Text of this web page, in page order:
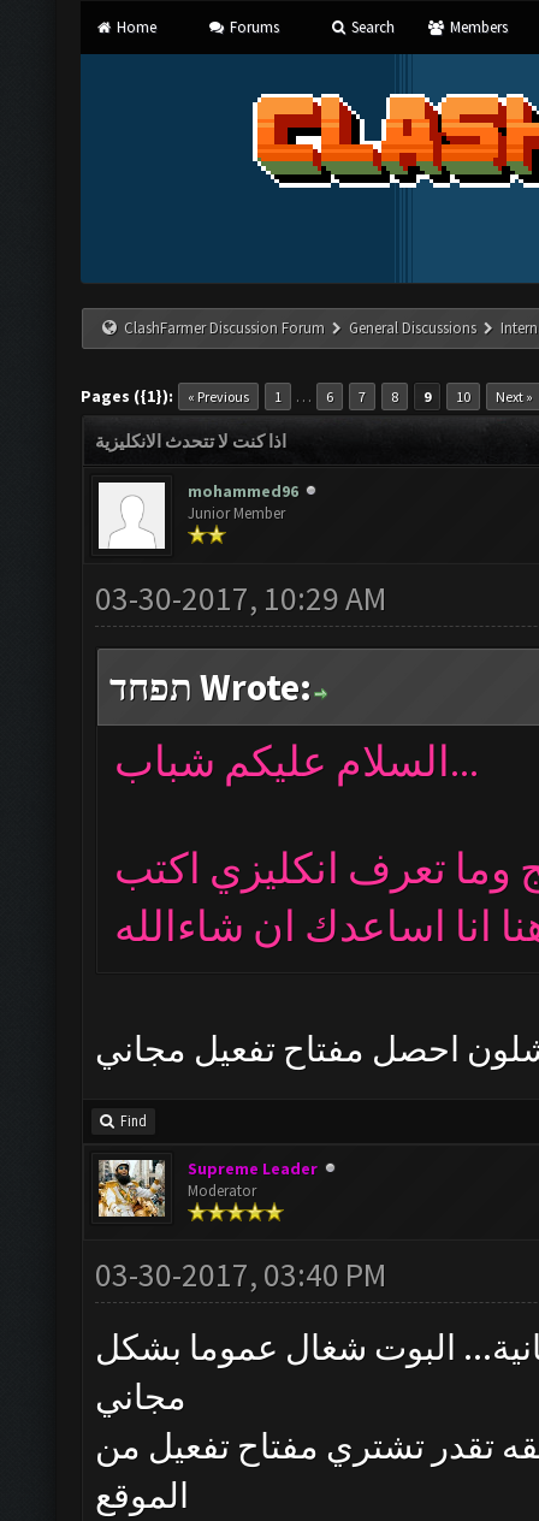
Home Forums Search Members
ClashFarmer Discussion Forum General Discussions
Pages ({1}): « Previous 1 … 6 7 8 9 10 Next »
اذا كنت لا تتحدث الانكليزية
mohammed96
Junior Member
03-30-2017, 10:29 AM
תפחד Wrote:
السلام عليكم شباب...
وما تعرف انكليزي اكتب
احصل مفتاح تفعيل مجاني
Find
Supreme Leader
Moderator
03-30-2017, 03:40 PM
البوت شغال عموما بشكل
مجاني
تقدر تشتري مفتاح تفعيل من
الموقع